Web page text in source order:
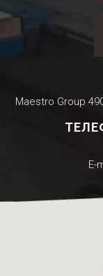
Maestro Group
E-